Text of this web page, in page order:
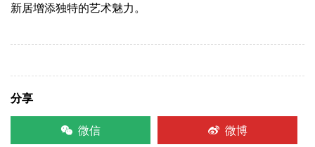
新居增添独特的艺术魅力。
分享
微信
微博